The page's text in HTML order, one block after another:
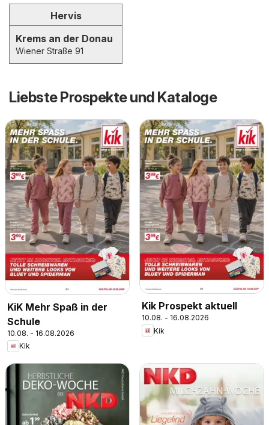
Hervis
Krems an der Donau
Wiener Straße 91
Liebste Prospekte und Kataloge
KiK Mehr Spaß in der
Schule
10.08. - 16.08.2026
Kik
Kik Prospekt aktuell
10.08. - 16.08.2026
Kik